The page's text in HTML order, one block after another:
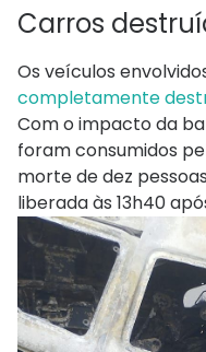
Carros
Os veículos
completamente
Com o impacto da
foram consumidos
morte de dez
liberada às 13h40